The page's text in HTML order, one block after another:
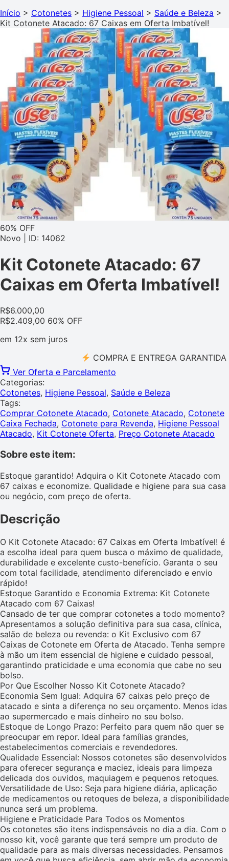
Início > Cotonetes > Higiene Pessoal > Saúde e Beleza >
Kit Cotonete Atacado: 67 Caixas em Oferta Imbatível!
60% OFF
Novo | ID: 14062
Kit Cotonete Atacado: 67
Caixas em Oferta Imbatível!
R$6.000,00
R$2.409,00 60% OFF
em 12x sem juros
COMPRA E ENTREGA GARANTIDA PELO
Ver Oferta e Parcelamento
Categorias:
Cotonetes, Higiene Pessoal, Saúde e Beleza
Tags:
Comprar Cotonete Atacado, Cotonete Atacado, Cotonete
Caixa Fechada, Cotonete para Revenda, Higiene Pessoal
Atacado, Kit Cotonete Oferta, Preço Cotonete Atacado
Sobre este item:
Estoque garantido! Adquira o Kit Cotonete Atacado com
67 caixas e economize. Qualidade e higiene para sua casa
ou negócio, com preço de oferta.
Descrição
O Kit Cotonete Atacado: 67 Caixas em Oferta Imbatível! é
a escolha ideal para quem busca o máximo de qualidade,
durabilidade e excelente custo-benefício. Garanta o seu
com total facilidade, atendimento diferenciado e envio
rápido!
Estoque Garantido e Economia Extrema: Kit Cotonete
Atacado com 67 Caixas!
Cansado de ter que comprar cotonetes a todo momento?
Apresentamos a solução definitiva para sua casa, clínica,
salão de beleza ou revenda: o Kit Exclusivo com 67
Caixas de Cotonete em Oferta de Atacado. Tenha sempre
à mão um item essencial de higiene e cuidado pessoal,
garantindo praticidade e uma economia que cabe no seu
bolso.
Por Que Escolher Nosso Kit Cotonete Atacado?
Economia Sem Igual: Adquira 67 caixas pelo preço de
atacado e sinta a diferença no seu orçamento. Menos idas
ao supermercado e mais dinheiro no seu bolso.
Estoque de Longo Prazo: Perfeito para quem não quer se
preocupar em repor. Ideal para famílias grandes,
estabelecimentos comerciais e revendedores.
Qualidade Essencial: Nossos cotonetes são desenvolvidos
para oferecer segurança e maciez, ideais para limpeza
delicada dos ouvidos, maquiagem e pequenos retoques.
Versatilidade de Uso: Seja para higiene diária, aplicação
de medicamentos ou retoques de beleza, a disponibilidade
nunca será um problema.
Higiene e Praticidade Para Todos os Momentos
Os cotonetes são itens indispensáveis no dia a dia. Com o
nosso kit, você garante que terá sempre um produto de
qualidade para as mais diversas necessidades. Pensamos